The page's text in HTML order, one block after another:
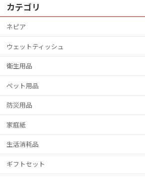
カテゴリ
ネピア
ウェットティッシュ
衛生用品
ペット用品
防災用品
家庭紙
生活消耗品
ギフトセット